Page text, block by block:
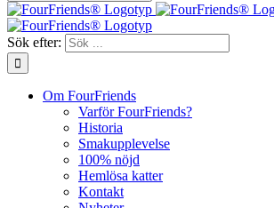
Sök efter:
Om FourFriends
Varför FourFriends?
Historia
Smakupplevelse
100% nöjd
Hemlösa katter
Kontakt